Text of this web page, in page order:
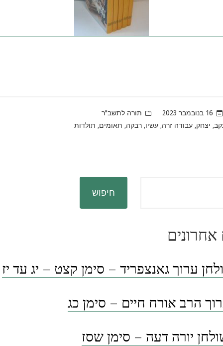
16 בנובמבר 2023
Posted
in
תורה לתשב"ר
, יצחק, עבודה זרה, עשיו, רבקה, תאומים, תולדות
חיפוש
ערוך גאנצפריד – סימן קצט – יג עד יז
הרב אורח חיים – סימן כג
יורה דעה – סימן שסז